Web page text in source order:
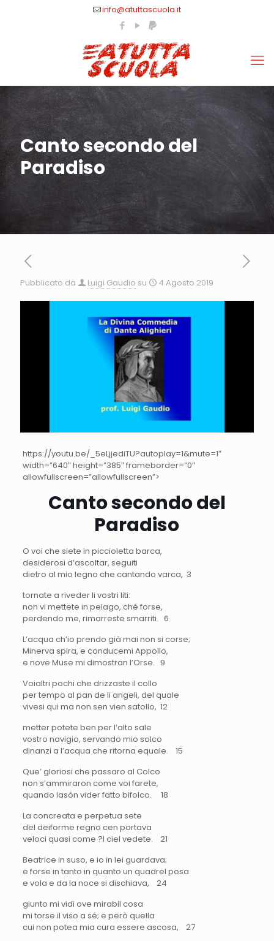
info@atuttascuola.it
Canto secondo del
Paradiso
Pubblicato da Luigi Gaudio su 4 Agosto 2019
https://youtu.be/_5eLjjediTU?autoplay=1&mute=1″
width=”640″ height=”385″ frameborder=”0″
allowfullscreen=”allowfullscreen”>
Canto secondo del
Paradiso
O voi che siete in piccioletta barca,
desiderosi d’ascoltar, seguiti
dietro al mio legno che cantando varca, 3
tornate a riveder li vostri liti:
non vi mettete in pelago, ché forse,
perdendo me, rimarreste smarriti. 6
L’acqua ch’io prendo già mai non si corse;
Minerva spira, e conducemi Appollo,
e nove Muse mi dimostran l’Orse. 9
Voialtri pochi che drizzaste il collo
per tempo al pan de li angeli, del quale
vivesi qui ma non sen vien satollo, 12
metter potete ben per l’alto sale
vostro navigio, servando mio solco
dinanzi a l’acqua che ritorna equale. 15
Que’ gloriosi che passaro al Colco
non s’ammiraron come voi farete,
quando Iasón vider fatto bifolco. 18
La concreata e perpetua sete
del deiforme regno cen portava
veloci quasi come ?l ciel vedete. 21
Beatrice in suso, e io in lei guardava;
e forse in tanto in quanto un quadrel posa
e vola e da la noce si dischiava, 24
giunto mi vidi ove mirabil cosa
mi torse il viso a sé; e però quella
cui non potea mia cura essere ascosa, 27